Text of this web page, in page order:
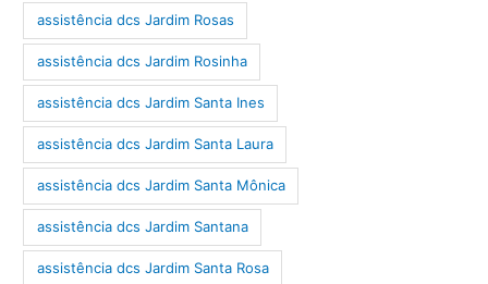
assistência dcs Jardim Rosas
assistência dcs Jardim Rosinha
assistência dcs Jardim Santa Ines
assistência dcs Jardim Santa Laura
assistência dcs Jardim Santa Mônica
assistência dcs Jardim Santana
assistência dcs Jardim Santa Rosa